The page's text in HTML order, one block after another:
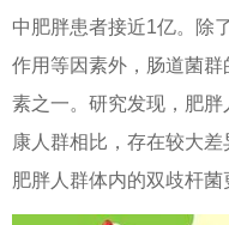
中肥胖患者接近1亿。除
作用等因素外，肠道菌
素之一。研究发现，肥
康人群相比，存在较大
肥胖人群体内的双歧杆菌